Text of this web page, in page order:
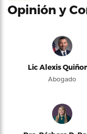
Opinión y
Lic Alexis
Abogado